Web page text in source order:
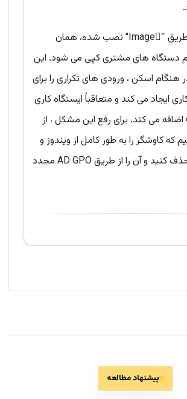
اگر کاوشگر از طریق "ّImage" نصب شده، همان
دستگاه های مشتری کپی می شود. این
هنگام اسکن ، ورودی های تکراری را برای
ایجاد می کند و متعاقباً ایستگاه کاری
قبلی را با _old اضافه می کند. برای رفع این مشکل ، از
که کاوشگر را به طور کامل از ویندوز و
رجیستری آن حذف کنید و آن را از طریق AD GPO مجدد
پیشنهاد مطالعه